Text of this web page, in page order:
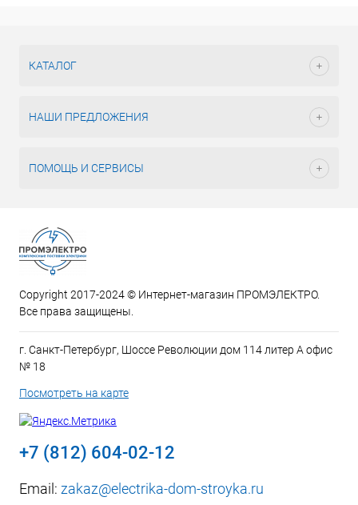
КАТАЛОГ
НАШИ ПРЕДЛОЖЕНИЯ
ПОМОЩЬ И СЕРВИСЫ
Copyright 2017-2024 © Интернет-магазин ПРОМЭЛЕКТРО.
Все права защищены.
г. Санкт-Петербург, Шоссе Революции дом 114 литер А офис
№ 18
Посмотреть на карте
+7 (812) 604-02-12
Email: zakaz@electrika-dom-stroyka.ru